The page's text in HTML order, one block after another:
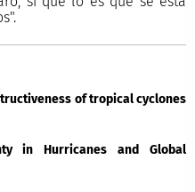
of tropical cyclones
in Hurricanes and Global